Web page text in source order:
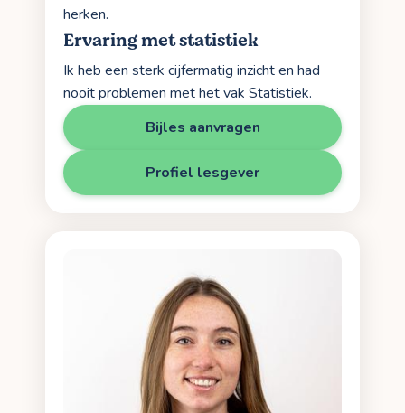
herken.
Ervaring met statistiek
Ik heb een sterk cijfermatig inzicht en had
nooit problemen met het vak Statistiek.
Bijles aanvragen
Profiel lesgever